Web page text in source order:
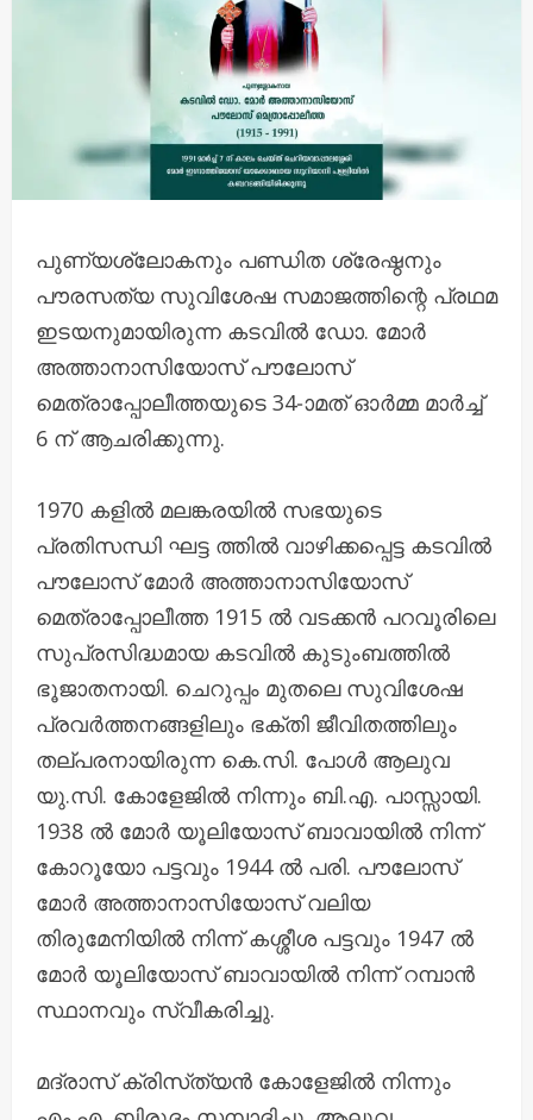
പുണ്യശ്ലോകനും പണ്ഡിത ശ്രേഷ്ഠനും
പൗരസത്യ സുവിശേഷ സമാജത്തിന്റെ പ്രഥമ
ഇടയനുമായിരുന്ന കടവിൽ ഡോ. മോർ
അത്താനാസിയോസ് പൗലോസ്
മെത്രാപ്പോലീത്തയുടെ 34-ാമത് ഓർമ്മ മാർച്ച്
6 ന് ആചരിക്കുന്നു.
1970 കളിൽ മലങ്കരയിൽ സഭയുടെ
പ്രതിസന്ധി ഘട്ട ത്തിൽ വാഴിക്കപ്പെട്ട കടവിൽ
പൗലോസ് മോർ അത്താനാസിയോസ്
മെത്രാപ്പോലീത്ത 1915 ൽ വടക്കൻ പറവൂരിലെ
സുപ്രസിദ്ധമായ കടവിൽ കുടുംബത്തിൽ
ഭൂജാതനായി. ചെറുപ്പം മുതലെ സുവിശേഷ
പ്രവർത്തനങ്ങളിലും ഭക്തി ജീവിതത്തിലും
തല്പരനായിരുന്ന കെ.സി. പോൾ ആലുവ
യു.സി. കോളേജിൽ നിന്നും ബി.എ. പാസ്സായി.
1938 ൽ മോർ യൂലിയോസ് ബാവായിൽ നിന്ന്
കോറൂയോ പട്ടവും 1944 ൽ പരി. പൗലോസ്
മോർ അത്താനാസിയോസ് വലിയ
തിരുമേനിയിൽ നിന്ന് കശ്ശീശ പട്ടവും 1947 ൽ
മോർ യൂലിയോസ് ബാവായിൽ നിന്ന് റമ്പാൻ
സ്ഥാനവും സ്വീകരിച്ചു.
മദ്രാസ് ക്രിസ്‌ത്യൻ കോളേജിൽ നിന്നും